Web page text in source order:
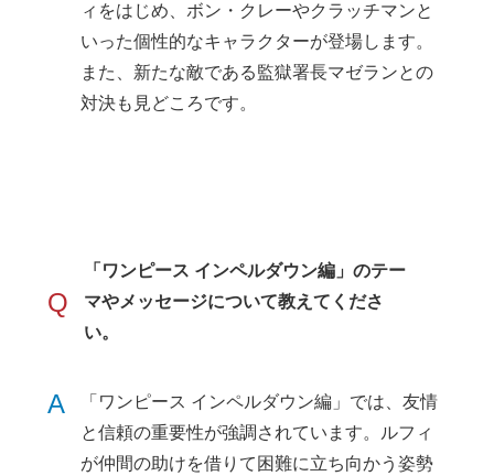
ィをはじめ、ボン・クレーやクラッチマンと
いった個性的なキャラクターが登場します。
また、新たな敵である監獄署長マゼランとの
対決も見どころです。
Q
「ワンピース インペルダウン編」のテー
マやメッセージについて教えてくださ
い。
A
「ワンピース インペルダウン編」では、友情
と信頼の重要性が強調されています。ルフィ
が仲間の助けを借りて困難に立ち向かう姿勢